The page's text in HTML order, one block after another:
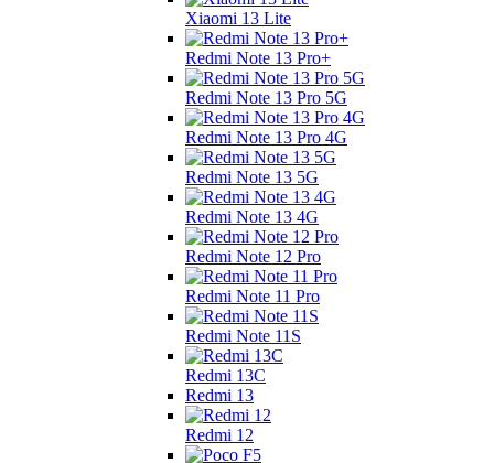
Xiaomi 13 Lite
Redmi Note 13 Pro+
Redmi Note 13 Pro 5G
Redmi Note 13 Pro 4G
Redmi Note 13 5G
Redmi Note 13 4G
Redmi Note 12 Pro
Redmi Note 11 Pro
Redmi Note 11S
Redmi 13C
Redmi 13
Redmi 12